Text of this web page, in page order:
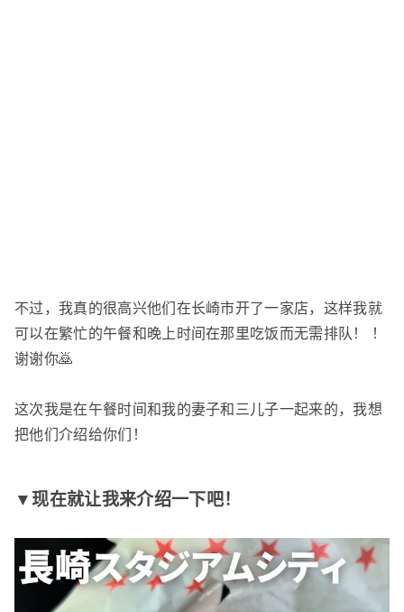
不过，我真的很高兴他们在长崎市开了一家店，这样我就
可以在繁忙的午餐和晚上时间在那里吃饭而无需排队！ ！
谢谢你🙇
这次我是在午餐时间和我的妻子和三儿子一起来的，我想
把他们介绍给你们！
▼现在就让我来介绍一下吧！